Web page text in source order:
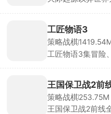
兵、弓箭手、长矛
兵种技能特点鲜明
人特性巧妙搭配，
简单易上手，但难
定战略，以少胜多
身战场指挥官，在
血刺激的守卫家园
用精致的二次元卡
式奇幻体验。玩家
色角色，通过策略
容，体验深度养成
工匠物语3
策略战棋
工匠物语3集冒险
核心，玩家需收集
等，合成精炼武器
缝、炼金、魔法合
戏体验更加丰富。
王国保卫战2前
策略战棋253.75M
王国保卫战2前线